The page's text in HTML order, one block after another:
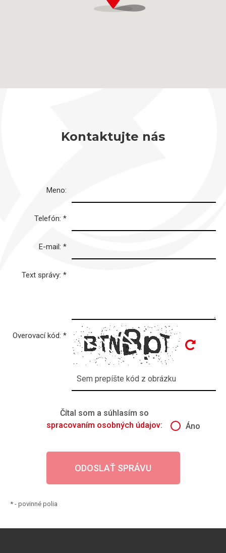
Kontaktujte nás
Meno:
Telefón: *
E-mail: *
Text správy: *
Overovací kód: *
Čítal som a súhlasím so
spracovaním osobných údajov: Áno
* - povinné polia